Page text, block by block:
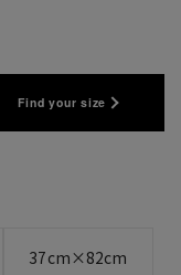
Find your size
37cm×82cm